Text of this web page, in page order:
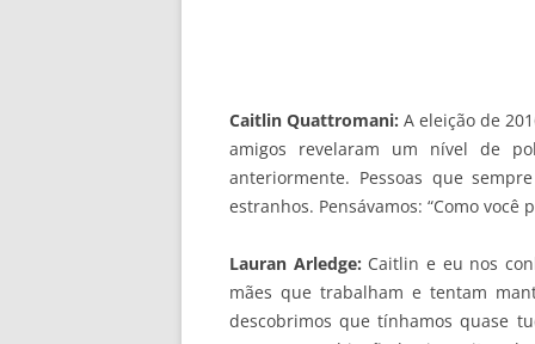
Caitlin Quattromani: A eleição de
amigos revelaram um nível de
anteriormente. Pessoas que
estranhos. Pensávamos: “Como você
Lauran Arledge: Caitlin e eu nos
mães que trabalham e tentam
descobrimos que tínhamos quase